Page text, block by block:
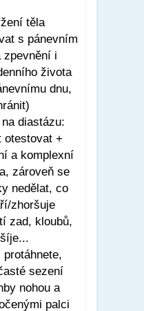
těla
s pánevním
zpevnění i
života
dnu,
diastázu:
otestovat +
a komplexní
zároveň se
nedělat, co
zhoršuje
zad, kloubů,
sezení
nohou a
palci